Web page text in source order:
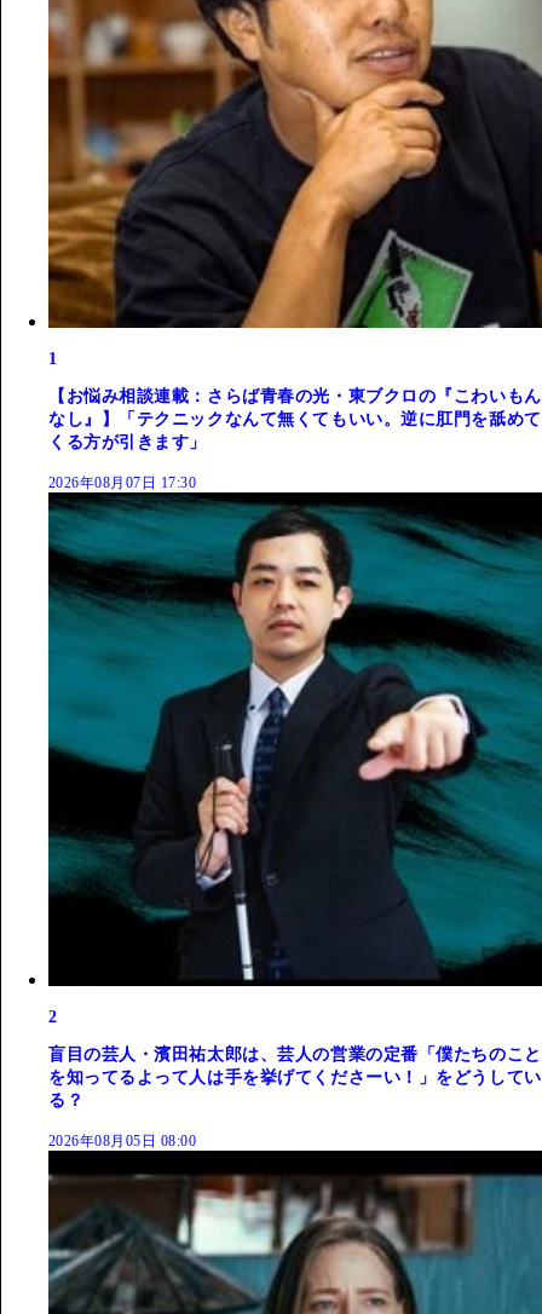
1
【お悩み相談連載：さらば青春の光・東ブクロの『こわいもん
なし』】「テクニックなんて無くてもいい。逆に肛門を舐めて
くる方が引きます」
2026年08月07日 17:30
2
盲目の芸人・濱田祐太郎は、芸人の営業の定番「僕たちのこと
を知ってるよって人は手を挙げてくださーい！」をどうしてい
る？
2026年08月05日 08:00